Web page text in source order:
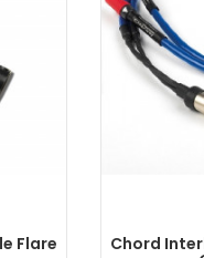
Flare Chord